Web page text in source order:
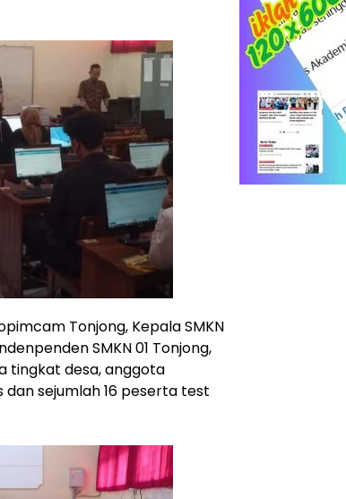
Tonjong, Kepala SMKN
SMKN 01 Tonjong,
tingkat desa, anggota
sejumlah 16 peserta test